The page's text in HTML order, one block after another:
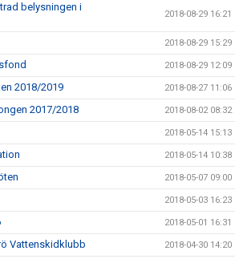
belysningen i
2018-08-29 16:21
2018-08-29 15:29
2018-08-29 12:09
2018/2019 2018-08-27 11:06
2017/2018 2018-08-02 08:32
2018-05-14 15:13
2018-05-14 10:38
2018-05-07 09:00
2018-05-03 16:23
2018-05-01 16:31
Vattenskidklubb 2018-04-30 14:20